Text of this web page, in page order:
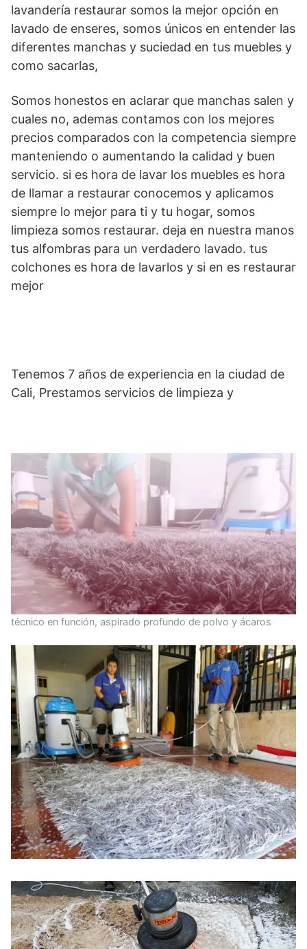
lavandería restaurar somos la mejor opción en
lavado de enseres, somos únicos en entender las
diferentes manchas y suciedad en tus muebles y
como sacarlas,
Somos honestos en aclarar que manchas salen y
cuales no, ademas contamos con los mejores
precios comparados con la competencia siempre
manteniendo o aumentando la calidad y buen
servicio. si es hora de lavar los muebles es hora
de llamar a restaurar conocemos y aplicamos
siempre lo mejor para ti y tu hogar, somos
limpieza somos restaurar. deja en nuestra manos
tus alfombras para un verdadero lavado. tus
colchones es hora de lavarlos y si en es restaurar
mejor
Tenemos 7 años de experiencia en la ciudad de
Cali, Prestamos servicios de limpieza y
técnico en función, aspirado profundo de polvo y ácaros